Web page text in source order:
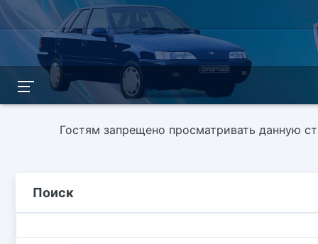
Гостям запрещено просматривать данную
Поиск